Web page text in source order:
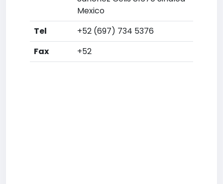
Mexico
Tel
+52 (697) 734 5376
Fax
+52